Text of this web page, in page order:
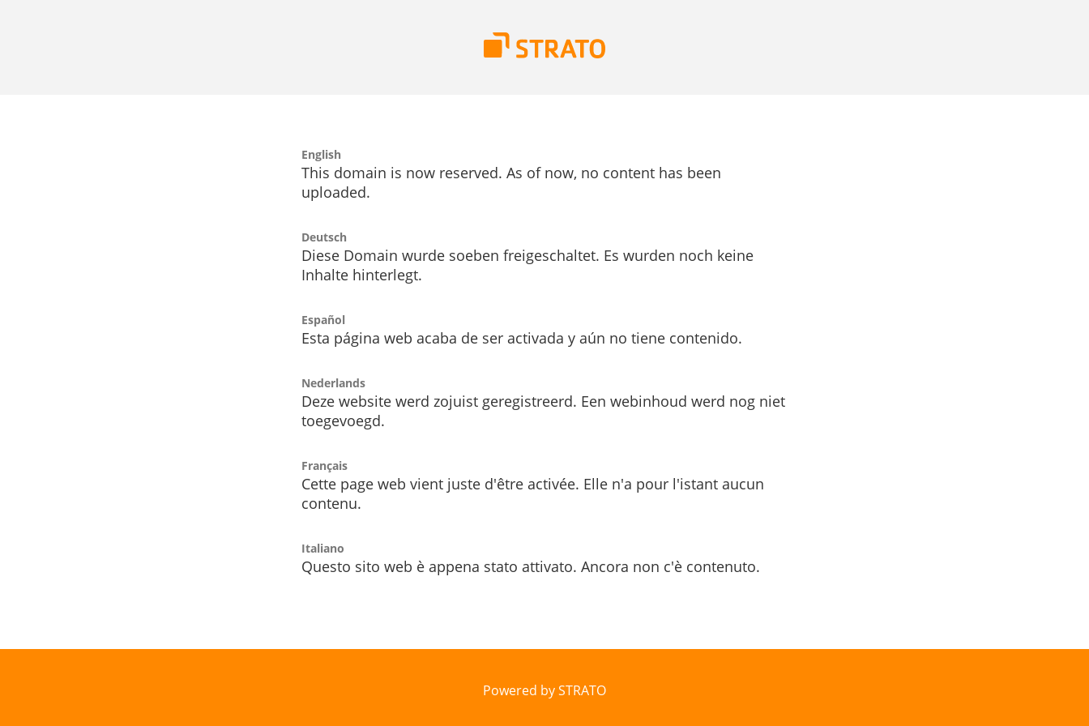
English
This domain is now reserved. As of now, no content has been
uploaded.
Deutsch
Diese Domain wurde soeben freigeschaltet. Es wurden noch keine
Inhalte hinterlegt.
Español
Esta página web acaba de ser activada y aún no tiene contenido.
Nederlands
Deze website werd zojuist geregistreerd. Een webinhoud werd nog niet
toegevoegd.
Français
Cette page web vient juste d'être activée. Elle n'a pour l'istant aucun
contenu.
Italiano
Questo sito web è appena stato attivato. Ancora non c'è contenuto.
Powered by STRATO